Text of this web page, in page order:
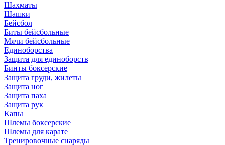
Шахматы
Шашки
Бейсбол
Биты бейсбольные
Мячи бейсбольные
Единоборства
Защита для единоборств
Бинты боксерские
Защита груди, жилеты
Защита ног
Защита паха
Защита рук
Капы
Шлемы боксерские
Шлемы для карате
Тренировочные снаряды